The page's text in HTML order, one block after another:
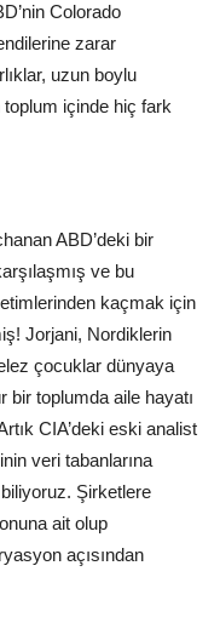
Colorado
zarar
uzun boylu
toplum içinde hiç fark
ABD’deki bir
ve bu
kaçmak için
Jorjani, Nordiklerin
çocuklar dünyaya
bir toplumda aile hayatı
CIA’deki eski analist
veri tabanlarına
Şirketlere
ait olup
açısından